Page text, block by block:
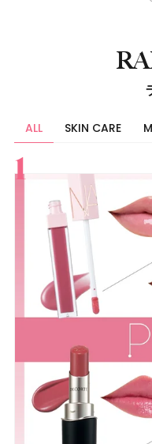
ALL SKIN CARE
すべて
スキンケア
メイク
ボディケア
美活
ヘア
ライフスタイル
ビューティーズ